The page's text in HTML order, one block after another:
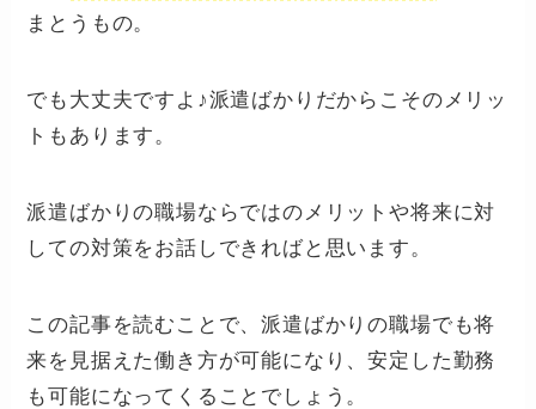
まとうもの。
でも大丈夫ですよ♪派遣ばかりだからこそのメリッ
トもあります。
派遣ばかりの職場ならではのメリットや将来に対
しての対策をお話しできればと思います。
この記事を読むことで、派遣ばかりの職場でも将
来を見据えた働き方が可能になり、安定した勤務
も可能になってくることでしょう。